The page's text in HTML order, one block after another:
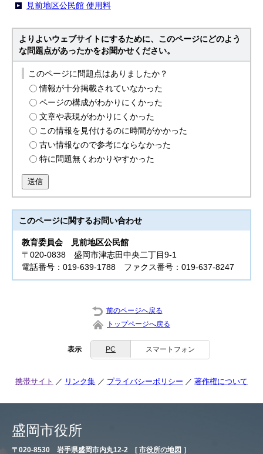
見前地区公民館 使用料
よりよいウェブサイトにするために、このページにどのよう
な問題点があったかをお聞かせください。
このページに問題点はありましたか？
情報が十分掲載されていなかった
ページの構成がわかりにくかった
文章や表現がわかりにくかった
この情報を見付けるのに時間がかかった
古い情報なので参考にならなかった
特に問題無くわかりやすかった
送信
このページに関するお問い合わせ
教育委員会
見前地区公民館
〒020-0838 盛岡市津志田中央二丁目9-1
電話番号：019-639-1788 ファクス番号：019-637-8247
前のページへ戻る
トップページへ戻る
表示 PC スマートフォン
携帯サイト リンク集 プライバシーポリシー 著作権について
盛岡市役所
〒020-8530 岩手県盛岡市内丸12-2 [ 市役所の地図 ］